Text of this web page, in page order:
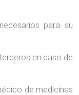
para su
en caso de
de medicinas